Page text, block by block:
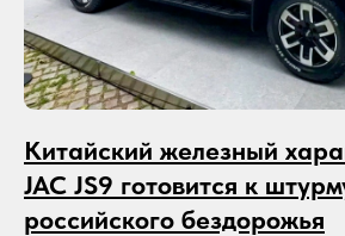
Китайский железный
JAC JS9 готовится к
российского бездорожья